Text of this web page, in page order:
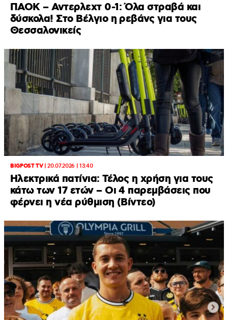
ΠΑΟΚ – Αντερλεχτ 0-1: Όλα στραβά και
δύσκολα! Στο Βέλγιο η ρεβάνς για τους
Θεσσαλονικείς
BIGPOST TV|20.07.2026 | 13:40
Ηλεκτρικά πατίνια: Τέλος η χρήση για τους
κάτω των 17 ετών – Οι 4 παρεμβάσεις που
φέρνει η νέα ρύθμιση (Βίντεο)